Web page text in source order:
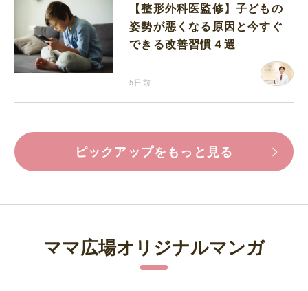
【整形外科医監修】子どもの
姿勢が悪くなる原因と今すぐ
できる改善習慣４選
5日前
ピックアップをもっと見る
ママ広場オリジナルマンガ